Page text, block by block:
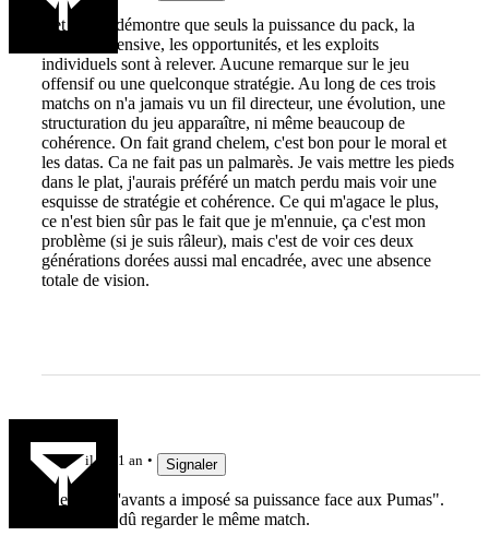
Cet article démontre que seuls la puissance du pack, la
solidité défensive, les opportunités, et les exploits
individuels sont à relever. Aucune remarque sur le jeu
offensif ou une quelconque stratégie. Au long de ces trois
matchs on n'a jamais vu un fil directeur, une évolution, une
structuration du jeu apparaître, ni même beaucoup de
cohérence. On fait grand chelem, c'est bon pour le moral et
les datas. Ca ne fait pas un palmarès. Je vais mettre les pieds
dans le plat, j'aurais préféré un match perdu mais voir une
esquisse de stratégie et cohérence. Ce qui m'agace le plus,
ce n'est bien sûr pas le fait que je m'ennuie, ça c'est mon
problème (si je suis râleur), mais c'est de voir ces deux
générations dorées aussi mal encadrée, avec une absence
totale de vision.
il y a 1 an Signaler
"Le pack d'avants a imposé sa puissance face aux Pumas".
On n'a pas dû regarder le même match.